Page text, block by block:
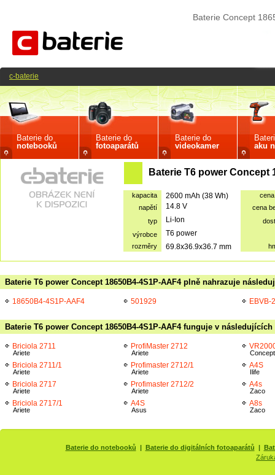
Baterie Concept
Baterie do
notebooků
Baterie do
fotoaparátů
Baterie do
videokamer
aku
Baterie T6 power Concept
kapacita 2600 mAh (38 Wh)
napětí
14.8 V
cena
typ
Li-Ion
výrobce
T6 power
rozměry 69.8x36.9x36.7 mm
Baterie T6 power Concept 18650B4-4S1P-AAF4 plně nahrazuje
18650B4-4S1P-AAF4 501929 EBVB-
Baterie T6 power Concept 18650B4-4S1P-AAF4 funguje v
Briciola 2711
Ariete
Briciola 2711/1
Ariete
Briciola 2717
Ariete
Briciola 2717/1
Ariete
ProfiMaster 2712
Ariete
Profimaster 2712/1
Ariete
Profimaster 2712/2
Ariete
A4S
Asus
Concept
A4S
Ilife
A4s
Zaco
A8s
Zaco
c-baterie
Baterie do notebooků | Baterie do digitálních fotoaparátů |